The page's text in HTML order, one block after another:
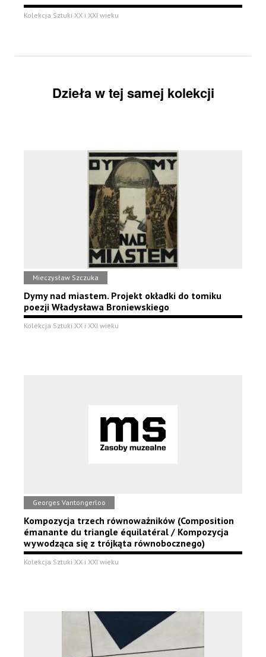
Kolekcja Sztuki XX i XXI wieku
Dzieła w tej samej kolekcji
Mieczysław Szczuka
Dymy nad miastem. Projekt okładki do tomiku
poezji Władysława Broniewskiego
Kolekcja Sztuki XX i XXI wieku
Georges Vantongerloo
Kompozycja trzech równoważników (Composition
émanante du triangle équilatéral / Kompozycja
wywodząca się z trójkąta równobocznego)
Kolekcja Sztuki XX i XXI wieku